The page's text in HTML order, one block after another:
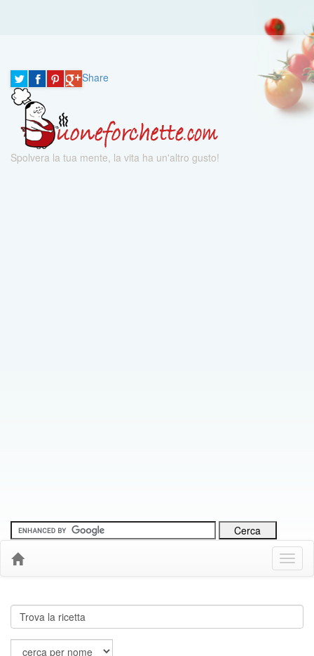
Share
Spolvera la tua mente, la vita ha un'altro gusto!
Menu
Down
Cerca